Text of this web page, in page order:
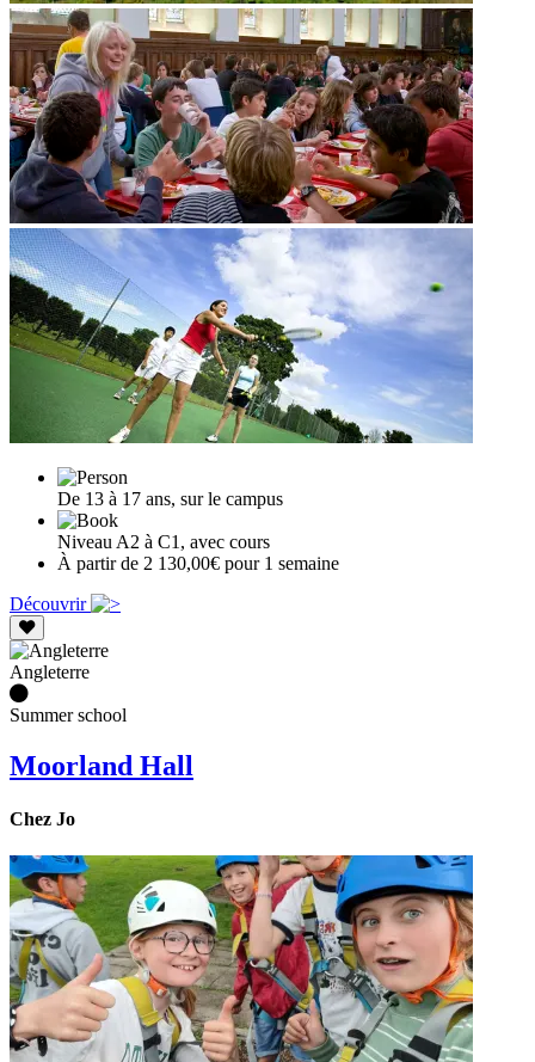
De 13 à 17 ans, sur le campus
Niveau A2 à C1, avec cours
À partir de 2 130,00€ pour 1 semaine
Découvrir
Angleterre
Summer school
Moorland Hall
Chez Jo